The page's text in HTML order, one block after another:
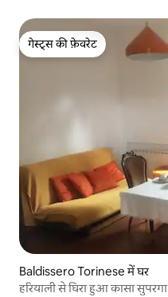
गेस्ट्स की फ़ेवरेट
गेस्ट्स की फ़ेवरेट
Baldissero Torinese में घर
हरियाली से घिरा हुआ कासा सुपरगा